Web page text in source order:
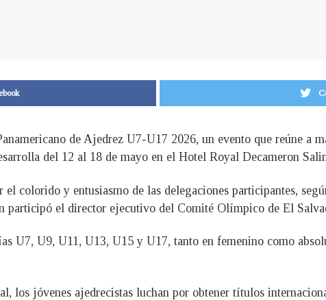
de Ajedrez U7-U17 2026, un evento que reúne a
del 12 al 18 de mayo en el Hotel Royal Decameron
colorido y entusiasmo de las delegaciones participantes,
participó el director ejecutivo del Comité Olímpico de El
U7, U9, U11, U13, U15 y U17, tanto en femenino como
los jóvenes ajedrecistas luchan por obtener títulos